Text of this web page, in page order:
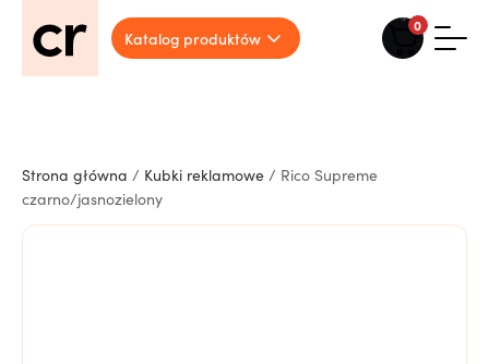
Katalog produktów
0
Strona główna / Kubki reklamowe / Rico Supreme
czarno/jasnozielony